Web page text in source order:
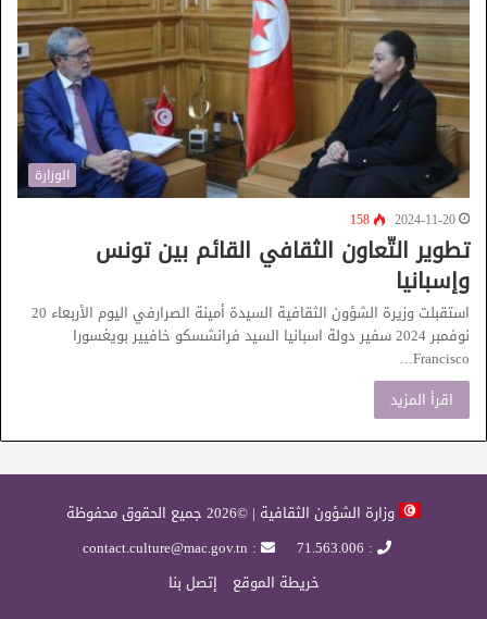
الوزارة
2024-11-20
158
تطوير التّعاون الثقافي القائم بين تونس
وإسبانيا
استقبلت وزيرة الشؤون الثقافية السيدة أمينة الصرارفي اليوم الأربعاء 20
نوفمبر 2024 سفير دولة اسبانيا السيد فرانشسكو خافيير بويغسورا
Francisco…
اقرأ المزيد
وزارة الشؤون الثقافية | ©2026 جميع الحقوق محفوظة
: 71.563.006
: contact.culture@mac.gov.tn
خريطة الموقع
إتصل بنا